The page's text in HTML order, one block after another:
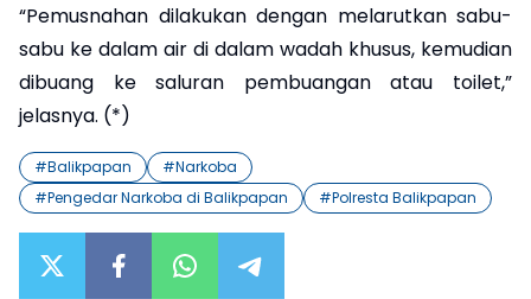
“Pemusnahan dilakukan dengan melarutkan sabu-
sabu ke dalam air di dalam wadah khusus, kemudian
dibuang ke saluran pembuangan atau toilet,”
jelasnya. (*)
#Balikpapan #Narkoba
#Pengedar Narkoba di Balikpapan #Polresta Balikpapan